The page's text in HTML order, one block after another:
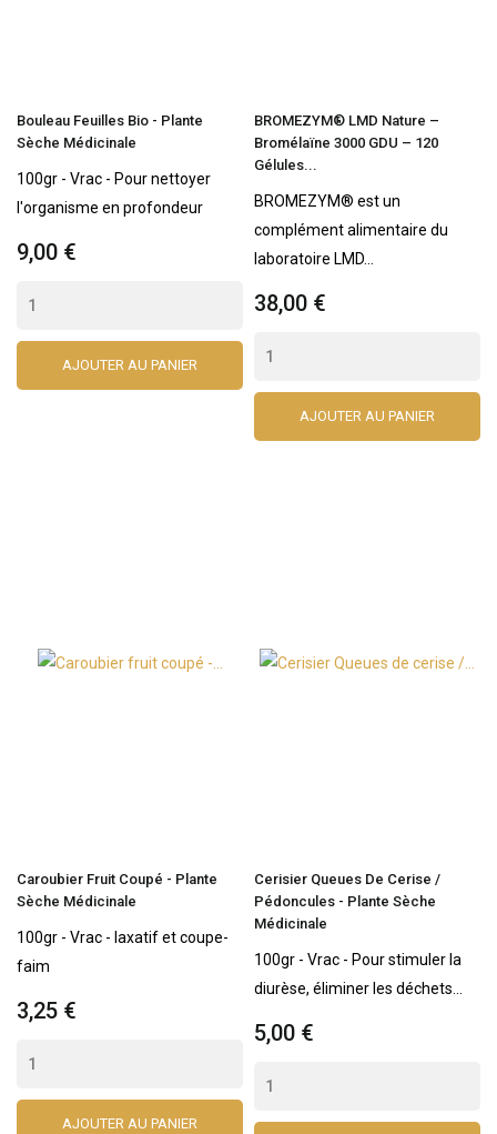
Bouleau Feuilles Bio - Plante
Sèche Médicinale
100gr - Vrac - Pour nettoyer
l'organisme en profondeur
9,00 €
AJOUTER AU PANIER
BROMEZYM® LMD Nature –
Bromélaïne 3000 GDU – 120
Gélules...
BROMEZYM® est un
complément alimentaire du
laboratoire LMD...
38,00 €
AJOUTER AU PANIER
Caroubier Fruit Coupé - Plante
Sèche Médicinale
100gr - Vrac - laxatif et coupe-
faim
3,25 €
AJOUTER AU PANIER
Cerisier Queues De Cerise /
Pédoncules - Plante Sèche
Médicinale
100gr - Vrac - Pour stimuler la
diurèse, éliminer les déchets...
5,00 €